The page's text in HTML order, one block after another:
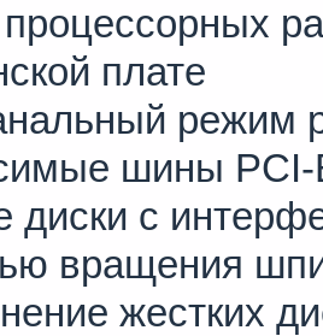
плате
режим
шины PCI-
диски с
вращения
жестких